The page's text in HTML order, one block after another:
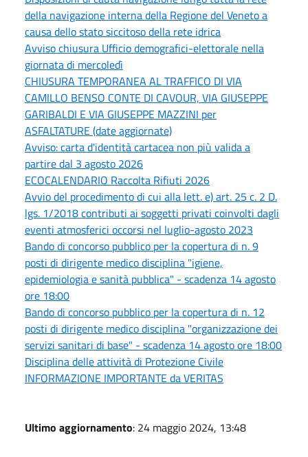
della navigazione interna della Regione del Veneto a
causa dello stato siccitoso della rete idrica
Avviso chiusura Ufficio demografici-elettorale nella
giornata di mercoledì
CHIUSURA TEMPORANEA AL TRAFFICO DI VIA
CAMILLO BENSO CONTE DI CAVOUR, VIA GIUSEPPE
GARIBALDI E VIA GIUSEPPE MAZZINI per
ASFALTATURE (date aggiornate)
Avviso: carta d'identità cartacea non più valida a
partire dal 3 agosto 2026
ECOCALENDARIO Raccolta Rifiuti 2026
Avvio del procedimento di cui alla lett. e) art. 25 c. 2 D.
lgs. 1/2018 contributi ai soggetti privati coinvolti dagli
eventi atmosferici occorsi nel luglio-agosto 2023
Bando di concorso pubblico per la copertura di n. 9
posti di dirigente medico disciplina "igiene,
epidemiologia e sanità pubblica" - scadenza 14 agosto
ore 18:00
Bando di concorso pubblico per la copertura di n. 12
posti di dirigente medico disciplina "organizzazione dei
servizi sanitari di base" - scadenza 14 agosto ore 18:00
Disciplina delle attività di Protezione Civile
INFORMAZIONE IMPORTANTE da VERITAS
Ultimo aggiornamento: 24 maggio 2024, 13:48